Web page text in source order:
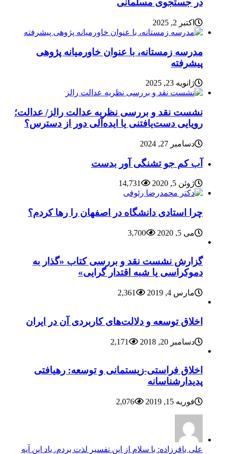
در جستجوی مسلمانی
اکتبر 2, 2025
مدرسه زمستانه، با عنوان خاورمیانه پژوهی
پیشرفته
ژانویه 23, 2025
نشست نقد و بررسی نظریه عدالت رالز/ عدالت؛
رویایی دست‌یافتنی یا ایده‌آلی دور از دسترس؟
دسامبر 27, 2024
آب کم جو تشنگی آور بدست
ژوئن 5, 2020 14,731
چرا استادی دانشگاه در اصفهان را رها کردم؟
می 5, 2020 3,700
گزارش نشست نقد و بررسی کتاب «گذار به
دموکراسی یا شبه اقتدار گرایی»
مارس 4, 2019 2,361
اخلاق توسعه و دلالت‌های کاربردی آن در ایران
دسامبر 20, 2018 2,171
اخلاق فراستی-زیستمانی و توسعه: رهیافتی
پدیدارشناسانه
فوریه 15, 2019 2,076
علی باقرزاده: با سلام از این تفسیر لذت بردم. یاد این آیه